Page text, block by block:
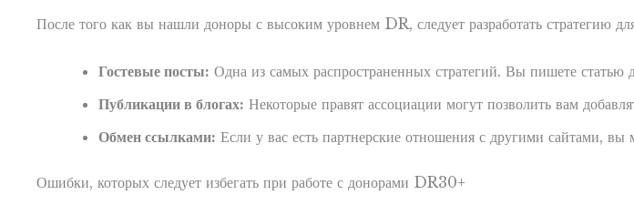
После того как вы нашли доноры с высоким уровнем DR, следует разработать стратегию
Гостевые посты: Одна из самых распространенных стратегий. Вы пишете статью
Публикации в блогах: Некоторые правят ассоциации могут позволить вам
Обмен ссылками: Если у вас есть партнерские отношения с другими сайтами,
Ошибки, которых следует избегать при работе с донорами DR30+